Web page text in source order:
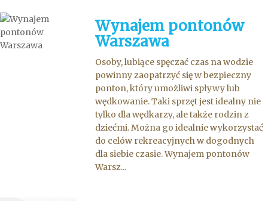
Wynajem pontonów
Warszawa
Osoby, lubiące spęczać czas na wodzie
powinny zaopatrzyć się w bezpieczny
ponton, który umożliwi spływy lub
wędkowanie. Taki sprzęt jest idealny nie
tylko dla wędkarzy, ale także rodzin z
dziećmi. Można go idealnie wykorzystać
do celów rekreacyjnych w dogodnych
dla siebie czasie. Wynajem pontonów
Warsz...